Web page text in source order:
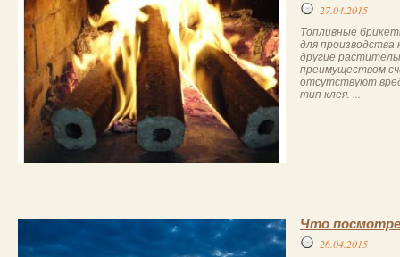
27.04.2015
Топливные
для
другие
преимуществом
отсутствуют
тип клея. ...
Что
26.04.2015